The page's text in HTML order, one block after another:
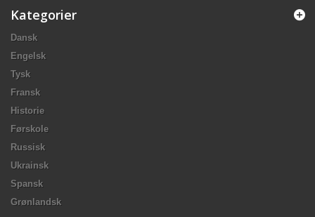
Kategorier
Dansk
Engelsk
Tysk
Fransk
Historie
Førskole
Russisk
Ukrainsk
Spansk
Grønlandsk